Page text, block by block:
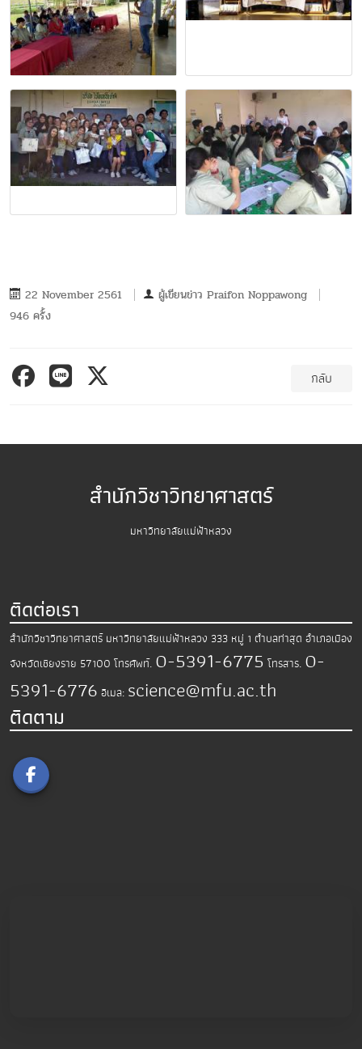
22 November 2561 ผู้เขียนข่าว Praifon Noppawong
946 ครั้ง
กลับ
สำนักวิชาวิทยาศาสตร์
มหาวิทยาลัยแม่ฟ้าหลวง
ติดต่อเรา
สำนักวิชาวิทยาศาสตร์ มหาวิทยาลัยแม่ฟ้าหลวง 333 หมู่ 1 ตำบลท่าสุด อำเภอเมือง
จังหวัดเชียงราย 57100 โทรศัพท์. 0-5391-6775 โทรสาร. 0-
5391-6776 อีเมล: science@mfu.ac.th
ติดตาม